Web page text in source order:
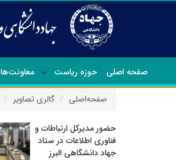
صفحه اصلی حوزه ریاست معاونت‌ها
صفحه‌اصلی گالری تصاویر
حضور مدیرکل ارتباطات و
فناوری اطلاعات در ستاد
جهاد دانشگاهی البرز